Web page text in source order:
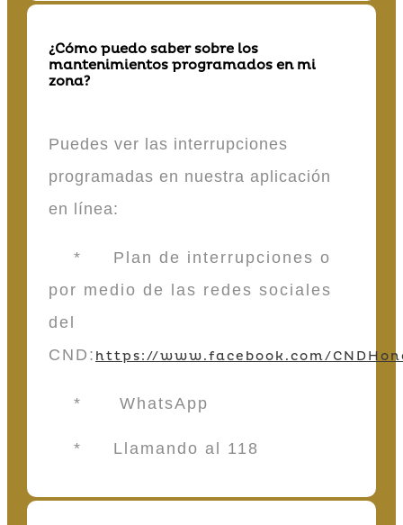
¿Cómo puedo saber sobre los
mantenimientos programados en mi
zona?
Puedes ver las interrupciones
programadas en nuestra aplicación
en línea:
* Plan de interrupciones o
por medio de las redes sociales
del
CND: https://www.facebook.com/
* WhatsApp
* Llamando al 118